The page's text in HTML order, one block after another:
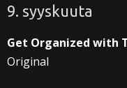
9. syyskuuta
Get Organized with
Original